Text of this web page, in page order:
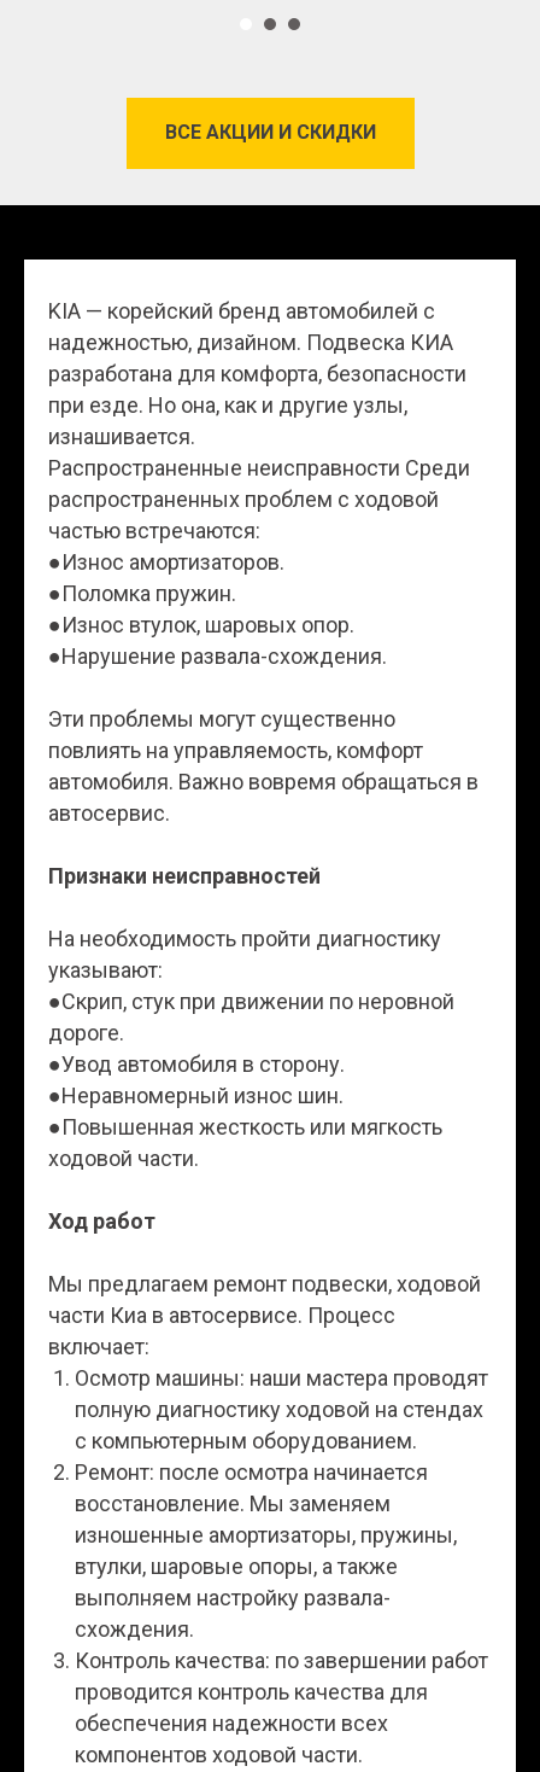
ВСЕ АКЦИИ И СКИДКИ
KIA — корейский бренд автомобилей с
надежностью, дизайном. Подвеска КИА
разработана для комфорта, безопасности
при езде. Но она, как и другие узлы,
изнашивается.
Распространенные неисправности Среди
распространенных проблем с ходовой
частью встречаются:
●Износ амортизаторов.
●Поломка пружин.
●Износ втулок, шаровых опор.
●Нарушение развала-схождения.
Эти проблемы могут существенно
повлиять на управляемость, комфорт
автомобиля. Важно вовремя обращаться в
автосервис.
Признаки неисправностей
На необходимость пройти диагностику
указывают:
●Скрип, стук при движении по неровной
дороге.
●Увод автомобиля в сторону.
●Неравномерный износ шин.
●Повышенная жесткость или мягкость
ходовой части.
Ход работ
Мы предлагаем ремонт подвески, ходовой
части Киа в автосервисе. Процесс
включает:
Осмотр машины: наши мастера проводят
полную диагностику ходовой на стендах
с компьютерным оборудованием.
Ремонт: после осмотра начинается
восстановление. Мы заменяем
изношенные амортизаторы, пружины,
втулки, шаровые опоры, а также
выполняем настройку развала-
схождения.
Контроль качества: по завершении работ
проводится контроль качества для
обеспечения надежности всех
компонентов ходовой части.